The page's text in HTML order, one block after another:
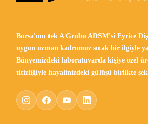
Bursa'nın tek A Grubu ADSM'si Eyrice
uygun uzman kadromuz sıcak bir ilgiyle
Bünyemizdeki laboratuvarda kişiye özel
titizliğiyle hayalinizdeki gülüşü birlikte